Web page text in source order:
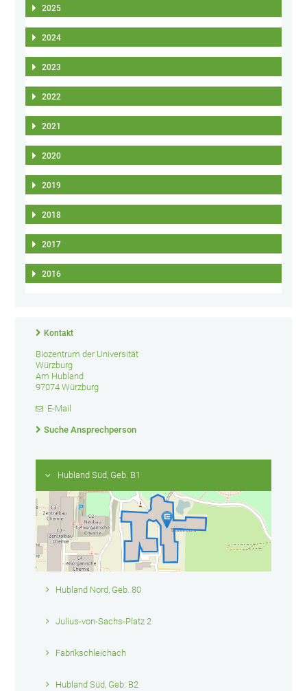
2025
2024
2023
2022
2021
2020
2019
2018
2017
2016
Kontakt
Biozentrum der Universität
Würzburg
Am Hubland
97074 Würzburg
E-Mail
Suche Ansprechperson
Hubland Süd, Geb. B1
Hubland Nord, Geb. 80
Julius-von-Sachs-Platz 2
Fabrikschleichach
Hubland Süd, Geb. B2